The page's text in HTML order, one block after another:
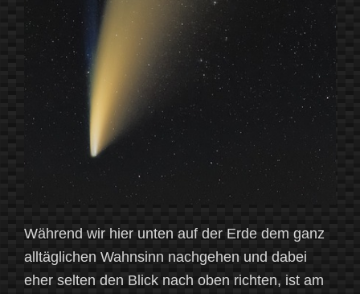
Während wir hier unten auf der Erde dem ganz
alltäglichen Wahnsinn nachgehen und dabei
eher selten den Blick nach oben richten, ist am